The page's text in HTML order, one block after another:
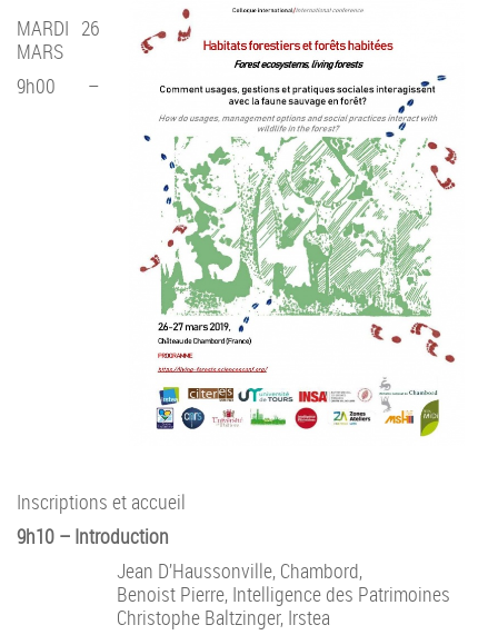
MARDI 26
MARS
9h00 –
Inscriptions et accueil
9h10 – Introduction
Jean D’Haussonville, Chambord,
Benoist Pierre, Intelligence des Patrimoines
Christophe Baltzinger, Irstea